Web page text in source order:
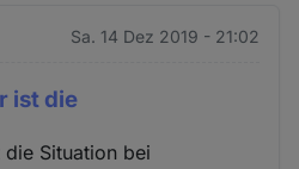
Sa. 14 Dez 2019 - 21:02
ist die
Situation bei